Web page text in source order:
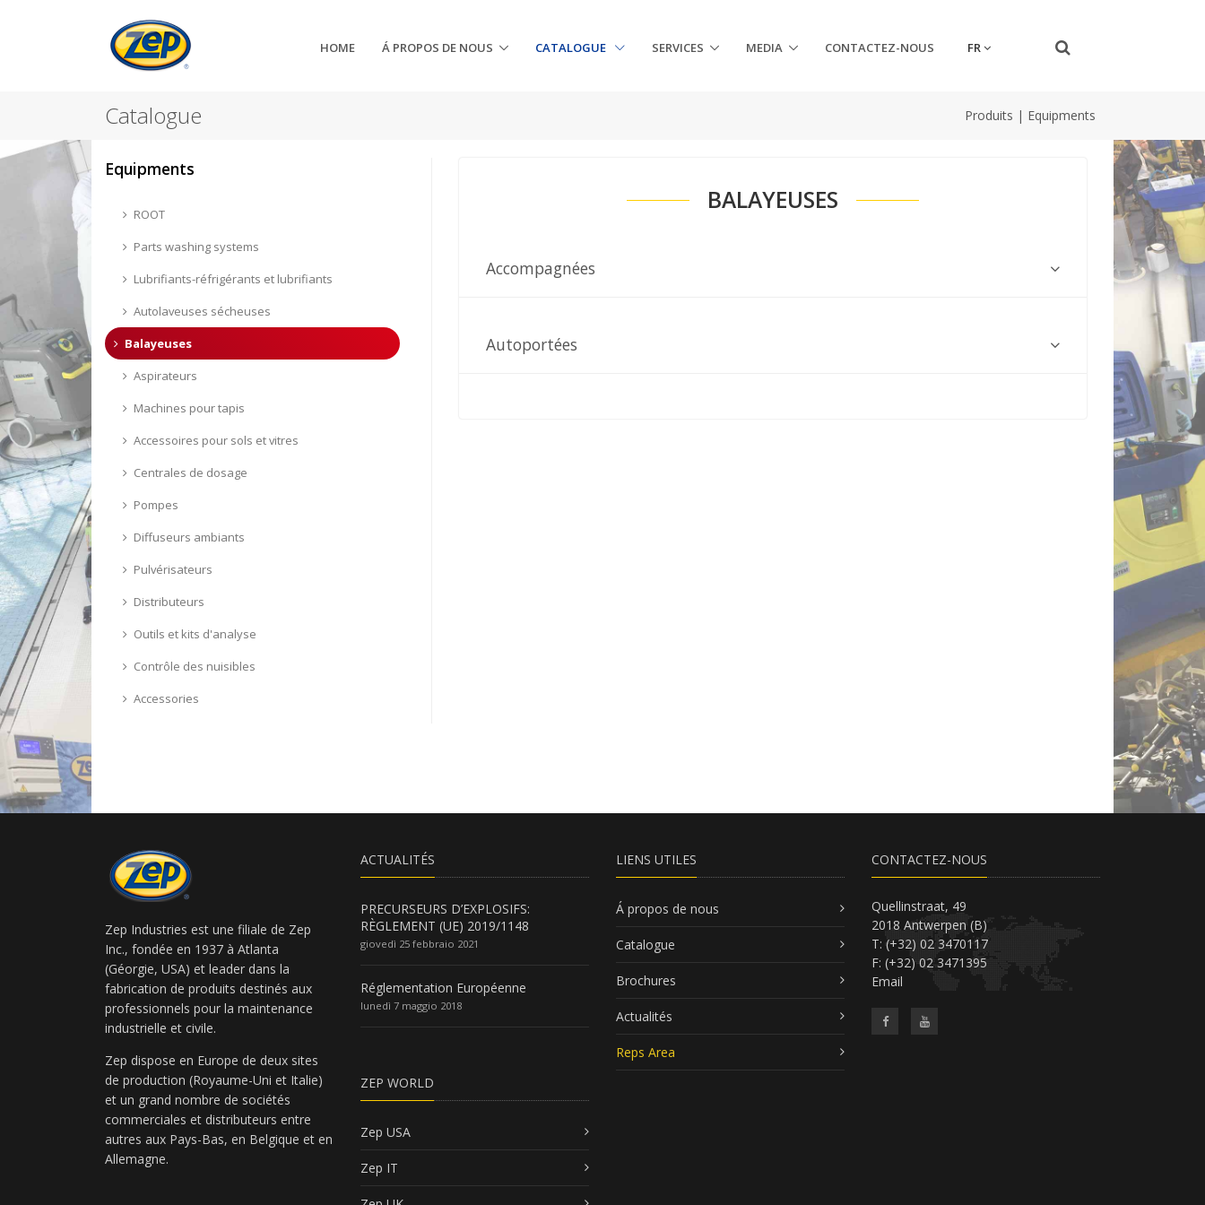
HOME Á PROPOS DE NOUS CATALOGUE SERVICES MEDIA CONTACTEZ-NOUS FR
Catalogue Produits | Equipments
BALAYEUSES
Accompagnées
Autoportées
Equipments
ROOT
Parts washing systems
Lubrifiants-réfrigérants et lubrifiants
Autolaveuses sécheuses
Balayeuses
Aspirateurs
Machines pour tapis
Accessoires pour sols et vitres
Centrales de dosage
Pompes
Diffuseurs ambiants
Pulvérisateurs
Distributeurs
Outils et kits d'analyse
Contrôle des nuisibles
Accessories
Zep Industries est une filiale de Zep
Inc., fondée en 1937 à Atlanta
(Géorgie, USA) et leader dans la
fabrication de produits destinés aux
professionnels pour la maintenance
industrielle et civile.
Zep dispose en Europe de deux sites
de production (Royaume-Uni et Italie)
et un grand nombre de sociétés
commerciales et distributeurs entre
autres aux Pays-Bas, en Belgique et en
Allemagne.
ACTUALITÉS
PRECURSEURS D’EXPLOSIFS:
RÈGLEMENT (UE) 2019/1148
giovedì 25 febbraio 2021
Réglementation Européenne
lunedì 7 maggio 2018
ZEP WORLD
Zep USA
Zep IT
LIENS UTILES
Á propos de nous
Catalogue
Brochures
Actualités
Reps Area
CONTACTEZ-NOUS
Quellinstraat, 49
2018 Antwerpen (B)
T: (+32) 02 3470117
F: (+32) 02 3471395
Email